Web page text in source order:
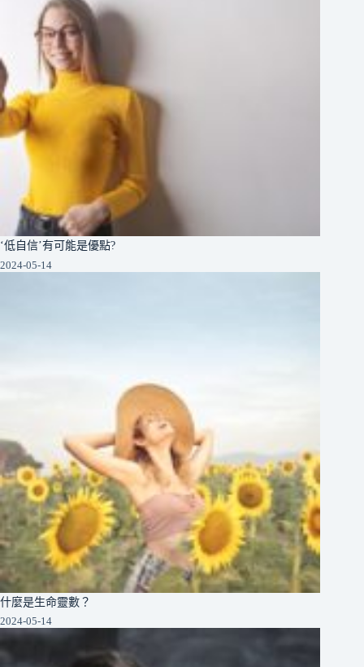
‘低自信’有可能是優點?
2024-05-14
什麼是生命靈數？
2024-05-14